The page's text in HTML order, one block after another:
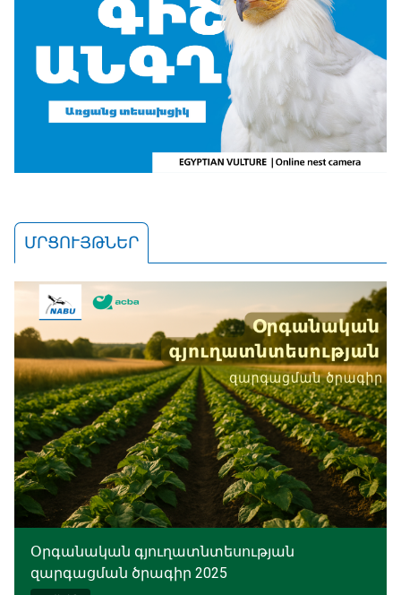
ՄՐՑՈՒՅԹՆԵՐ
Օրգանական գյուղատնտեսության
զարգացման ծրագիր 2025